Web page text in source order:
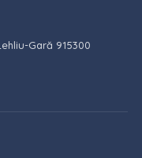
Gară 915300